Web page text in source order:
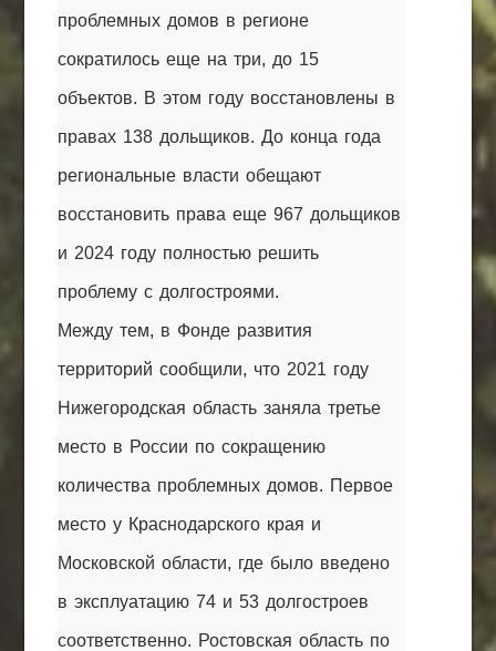
проблемных домов в регионе
сократилось еще на три, до 15
объектов. В этом году восстановлены в
правах 138 дольщиков. До конца года
региональные власти обещают
восстановить права еще 967 дольщиков
и 2024 году полностью решить
проблему с долгостроями.
Между тем, в Фонде развития
территорий сообщили, что 2021 году
Нижегородская область заняла третье
место в России по сокращению
количества проблемных домов. Первое
место у Краснодарского края и
Московской области, где было введено
в эксплуатацию 74 и 53 долгостроев
соответственно. Ростовская область по